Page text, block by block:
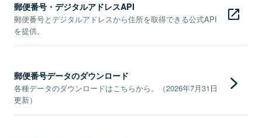
郵便番号・デジタルアドレスAPI
郵便番号とデジタルアドレスから住所を取得できる公式API
を提供。
郵便番号データのダウンロード
各種データのダウンロードはこちらから。（2026年7月31日
更新）